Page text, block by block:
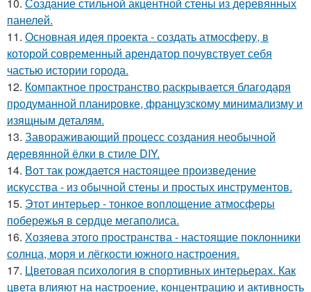
10. Создание стильной акцентной стены из деревянных
панелей.
11. Основная идея проекта - создать атмосферу, в
которой современный арендатор почувствует себя
частью истории города.
12. Компактное пространство раскрывается благодаря
продуманной планировке, французскому минимализму и
изящным деталям.
13. Завораживающий процесс создания необычной
деревянной ёлки в стиле DIY.
14. Вот так рождается настоящее произведение
искусства - из обычной стены и простых инструментов.
15. Этот интерьер - тонкое воплощение атмосферы
побережья в сердце мегаполиса.
16. Хозяева этого пространства - настоящие поклонники
солнца, моря и лёгкости южного настроения.
17. Цветовая психология в спортивных интерьерах. Как
цвета влияют на настроение, концентрацию и активность